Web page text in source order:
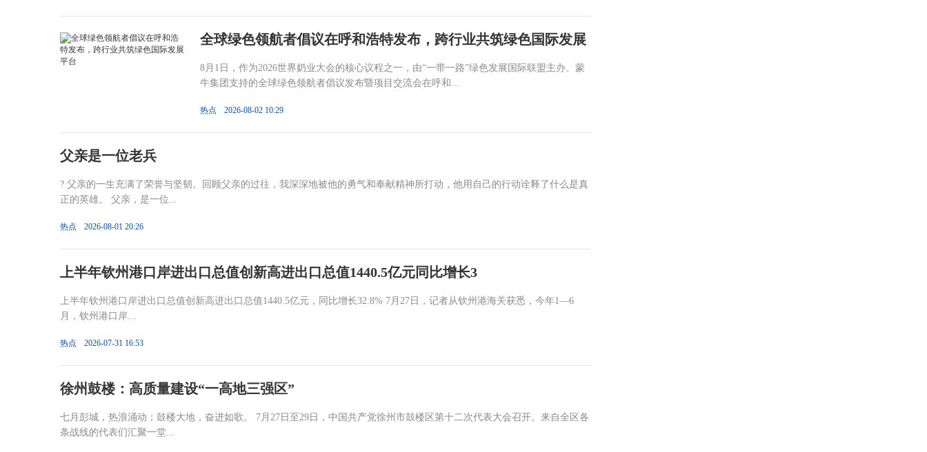
全球绿色领航者倡议在呼和浩特发布，跨行业共筑绿色国际发展
8月1日，作为2026世界奶业大会的核心议程之一，由“一带一路”绿色发展国际联盟主办、蒙
牛集团支持的全球绿色领航者倡议发布暨项目交流会在呼和...
热点 2026-08-02 10:29
父亲是一位老兵
? 父亲的一生充满了荣誉与坚韧。回顾父亲的过往，我深深地被他的勇气和奉献精神所打动，他用自己的行动诠释了什么是真
正的英雄。 父亲，是一位...
热点 2026-08-01 20:26
上半年钦州港口岸进出口总值创新高进出口总值1440.5亿元同比增长3
上半年钦州港口岸进出口总值创新高进出口总值1440.5亿元，同比增长32.8% 7月27日，记者从钦州港海关获悉，今年1—6
月，钦州港口岸...
热点 2026-07-31 16:53
徐州鼓楼：高质量建设“一高地三强区”
七月彭城，热浪涌动；鼓楼大地，奋进如歌。 7月27日至29日，中国共产党徐州市鼓楼区第十二次代表大会召开。来自全区各
条战线的代表们汇聚一堂...